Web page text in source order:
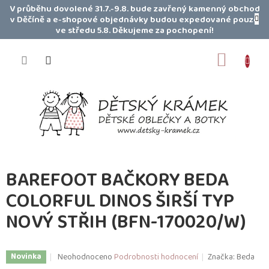
PřejítV průběhu dovolené 31.7.-9.8. bude zavřený kamenný obchod
v Děčíně a e-shopové objednávky budou expedované pouze
ve středu 5.8. Děkujeme za pochopení!
BAREFOOT BAČKORY BEDA
COLORFUL DINOS ŠIRŠÍ TYP
NOVÝ STŘIH (BFN-170020/W)
Novinka
Průměrné
NeohodnocenoPodrobnosti hodnocení Značka: Beda